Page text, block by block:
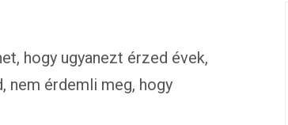
hogy ugyanezt érzed évek,
nem érdemli meg, hogy